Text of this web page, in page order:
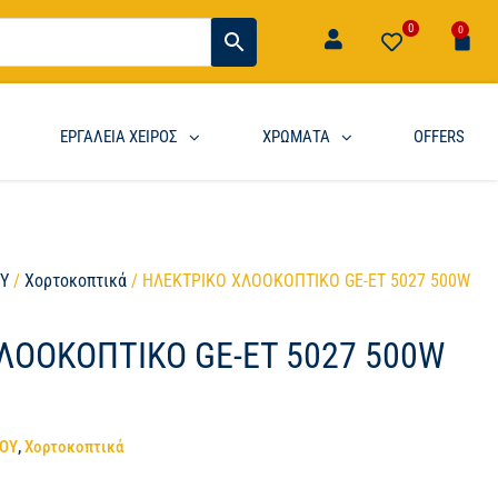
0 0
ΕΡΓΑΛΕΙΑ ΧΕΙΡΟΣ ΧΡΩΜΑΤΑ OFFERS
/Χορτοκοπτικά / ΗΛΕΚΤΡΙΚΟ ΧΛΟΟΚΟΠΤΙΚΟ GE-ET 5027 500W
GE-ET 5027 500W
,Χορτοκοπτικά